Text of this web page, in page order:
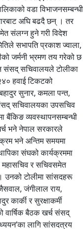
वडा विभाजनसम्बन्धी
अघि बढदै छन् । तर
संलग्न हुने गरी विदेश
सभापति प्रकाश ज्वाला,
जर्मनी भ्रमण तय गरेको छ
संसद् सचिवालयले टोलीका
हवाई टिकटको
सुनार, कमला पन्त,
संसद् सचिवालयका उपसचिव
बैंकिङ व्यवस्थापनसम्बन्धी
भने नेपाल सरकारले
भने अन्तिम समयमा
संघको कार्यक्रममा
र सचिवसमेत
टोलीमा सांसदहरू
जंगीलाल राय,
कार्की र सुरक्षाकर्मी
वार्षिक बैठक खर्च संसद्
लागि सांसदत्रय